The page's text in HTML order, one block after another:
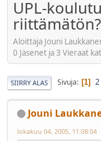
UPL-
riittämätön?
Aloittaja Jouni
0 Jäsenet ja 3 Vieraat
SIIRRY ALAS Sivuja 1 2
Jouni
lokakuu 04, 2005, 11:08:04